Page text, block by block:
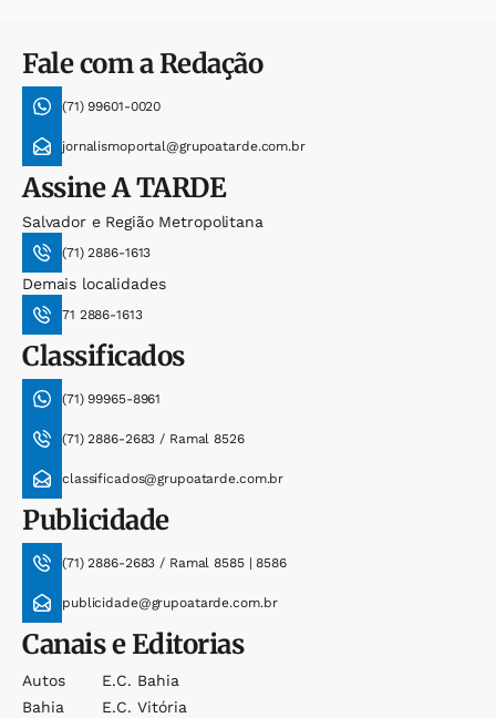
Fale com a Redação
(71) 99601-0020
jornalismoportal@grupoatarde.com.br
AssineA TARDE
Salvador e Região Metropolitana
(71) 2886-1613
Demais localidades
71 2886-1613
Classificados
(71) 99965-8961
(71) 2886-2683 / Ramal 8526
classificados@grupoatarde.com.br
Publicidade
(71) 2886-2683 / Ramal 8585 | 8586
publicidade@grupoatarde.com.br
Canais e Editorias
Autos
Bahia
E.c. Bahia
E.c. Vitória